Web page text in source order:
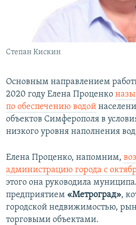
Степан Кискин
Основным направлением
2020 году Елена Проценко
по обеспечению водой
объектов Симферополя в
низкого уровня наполнения
Елена Проценко, напомним,
администрацию города с
этого она руководила
предприятием «Метроград»,
городской недвижимостью,
торговыми объектами.